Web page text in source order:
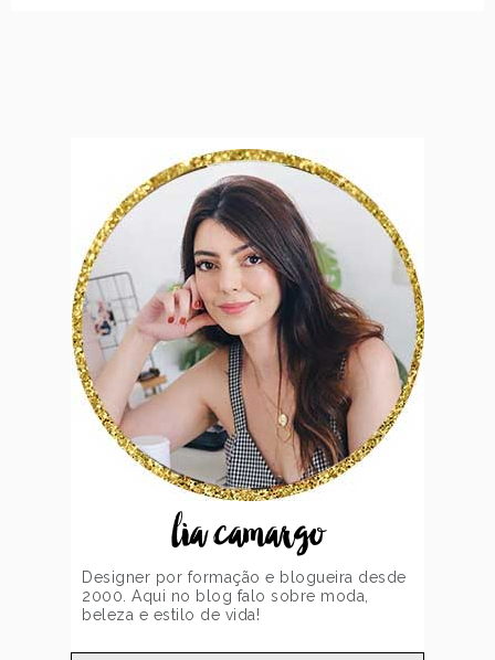
lia camargo
Designer por formação e blogueira desde
2000. Aqui no blog falo sobre moda,
beleza e estilo de vida!